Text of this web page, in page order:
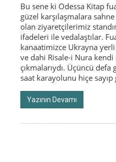
Bu sene ki Odessa Kitap
güzel karşılaşmalara
olan ziyaretçilerimiz
ifadeleri ile vedalaştılar.
kanaatimizce Ukrayna yerli
ve dahi Risale-i Nura
çıkmalarıydı. Üçüncü
saat karayolunu hiçe
Yazının Devamı